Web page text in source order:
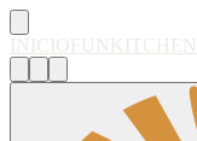
INICIOFUN KITCHEN